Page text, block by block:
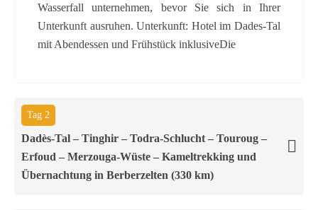
Wasserfall unternehmen, bevor Sie sich in Ihrer
Unterkunft ausruhen. Unterkunft: Hotel im Dades-Tal
mit Abendessen und Frühstück inklusiveDie
Tag 2
Dadès-Tal – Tinghir – Todra-Schlucht – Touroug –
Erfoud – Merzouga-Wüste – Kameltrekking und
Übernachtung in Berberzelten (330 km)